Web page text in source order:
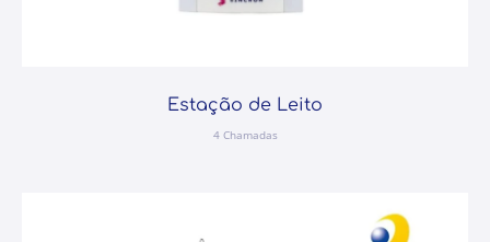
Estação de Leito
4 Chamadas